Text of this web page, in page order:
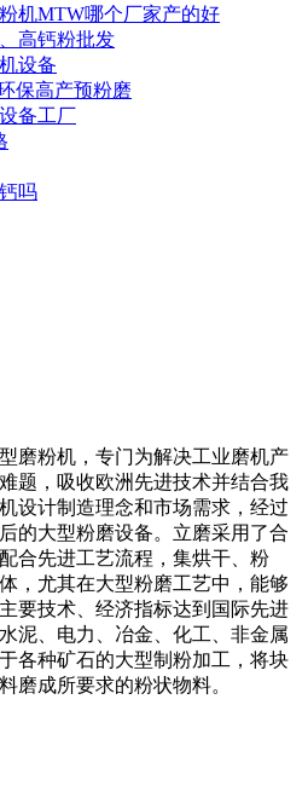
机MTW哪个厂家产的好
高钙粉批发
设备
保高产预粉磨
备工厂
吗
磨粉机，专门为解决工业磨机产
题，吸收欧洲先进技术并结合我
设计制造理念和市场需求，经过
的大型粉磨设备。立磨采用了合
合先进工艺流程，集烘干、粉
，尤其在大型粉磨工艺中，能够
要技术、经济指标达到国际先进
泥、电力、冶金、化工、非金属
各种矿石的大型制粉加工，将块
磨成所要求的粉状物料。